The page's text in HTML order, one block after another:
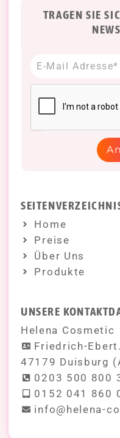
TRAGEN SIE
Home
Preise
Über Uns
Produkte
UNSERE
Helena Cosmetic
Friedrich-
47179 Duisburg
0203 500 800
0152 041 860
info@helena-